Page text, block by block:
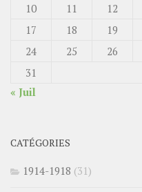
10
11 12
17
18 19
24
25 26
31
« Juil
CATÉGORIES
1914-1918 (31)